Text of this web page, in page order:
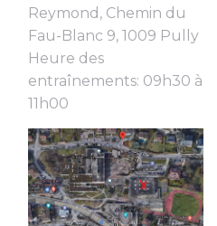
Reymond, Chemin du
Fau-Blanc 9, 1009 Pully
Heure des
entraînements: 09h30 à
11h00